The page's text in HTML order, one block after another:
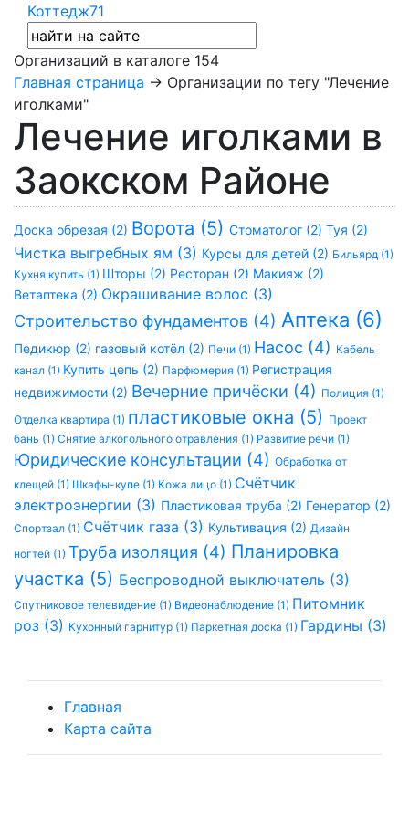
Коттедж71
Организаций в каталоге 154
Главная страница → Организации по тегу "Лечение
иголками"
Лечение иголками в
Заокском Районе
Доска обрезая (2) Ворота (5) Стоматолог (2) Туя (2)
Чистка выгребных ям (3) Курсы для детей (2) Бильярд (1)
Кухня купить (1) Шторы (2) Ресторан (2) Макияж (2)
Ветаптека (2) Окрашивание волос (3)
Строительство фундаментов (4) Аптека (6)
Педикюр (2) газовый котёл (2) Печи (1) Насос (4) Кабель
канал (1) Купить цепь (2) Парфюмерия (1) Регистрация
недвижимости (2) Вечерние причёски (4) Полиция (1)
Отделка квартира (1) пластиковые окна (5) Проект
бань (1) Снятие алкогольного отравления (1) Развитие речи (1)
Юридические консультации (4) Обработка от
клещей (1) Шкафы-купе (1) Кожа лицо (1) Счётчик
электроэнергии (3) Пластиковая труба (2) Генератор (2)
Спортзал (1) Счётчик газа (3) Культивация (2) Дизайн
ногтей (1) Труба изоляция (4) Планировка
участка (5) Беспроводной выключатель (3)
Спутниковое телевидение (1) Видеонаблюдение (1) Питомник
роз (3) Кухонный гарнитур (1) Паркетная доска (1) Гардины (3)
Главная
Карта сайта